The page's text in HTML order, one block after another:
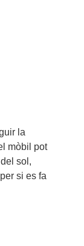
la
mòbil pot
sol,
si es fa